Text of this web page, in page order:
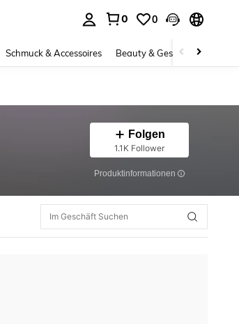
0 0
Schmuck & Accessoires Beauty & Gesundheit
Folgen
1.1K Follower
Produktinformationen